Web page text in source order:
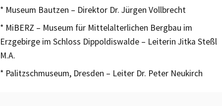
* Museum Bautzen – Direktor Dr. Jürgen Vollbrecht
* MiBERZ – Museum für Mittelalterlichen Bergbau im
Erzgebirge im Schloss Dippoldiswalde – Leiterin Jitka Steßl
M.A.
* Palitzschmuseum, Dresden – Leiter Dr. Peter Neukirch